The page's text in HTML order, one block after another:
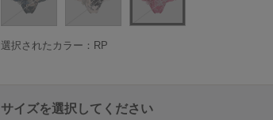
選択されたカラー：RP
サイズを選択してください